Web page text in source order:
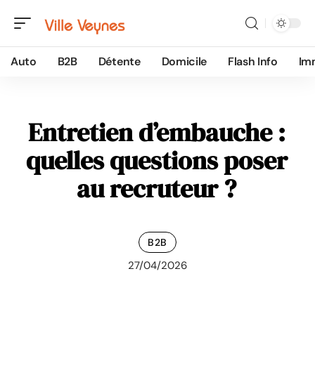
Auto B2B Détente Domicile Flash Info
Entretien d’embauche :
quelles questions poser
au recruteur ?
B2B
27/04/2026